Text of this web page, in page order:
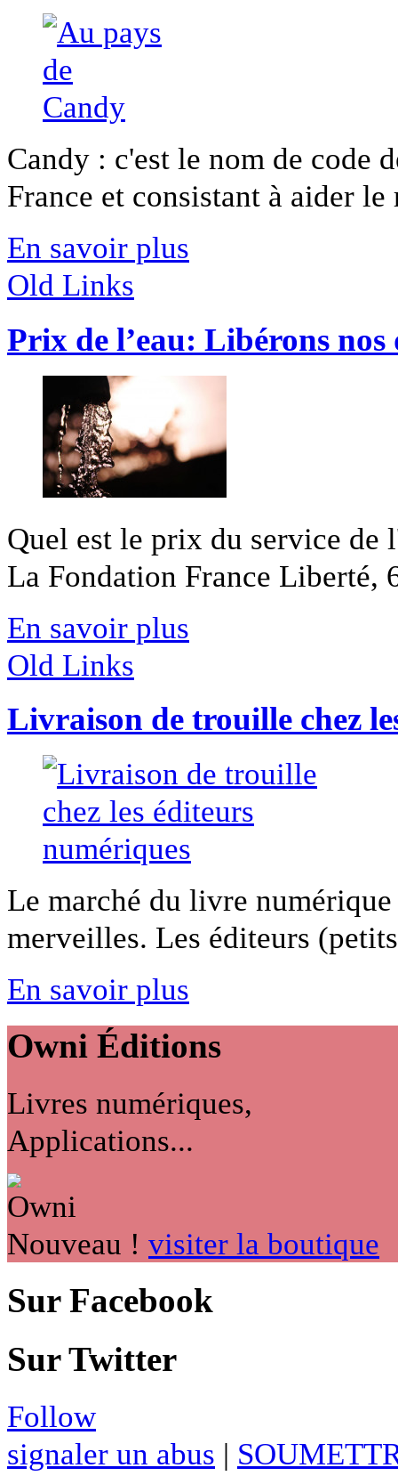
Candy : c'est le nom de code
France et consistant à aider
En savoir plus
Old Links
Prix de l’eau: Libérons nos
Quel est le prix du service de
La Fondation France
En savoir plus
Old Links
Livraison de trouille chez
Le marché du livre
merveilles. Les éditeurs
En savoir plus
Owni Éditions
Livres numériques,
Applications...
Nouveau ! visiter la boutique
Sur Facebook
Sur Twitter
Follow
signaler un abus |